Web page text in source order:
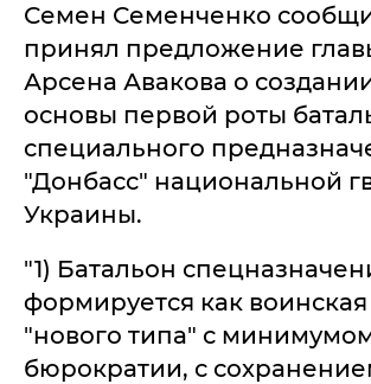
Семен Семенченко
принял предложение
Арсена Авакова о
основы первой роты
специального
"Донбасс" национальной
Украины.
"1) Батальон
формируется как воинская
"нового типа" с
бюрократии, с